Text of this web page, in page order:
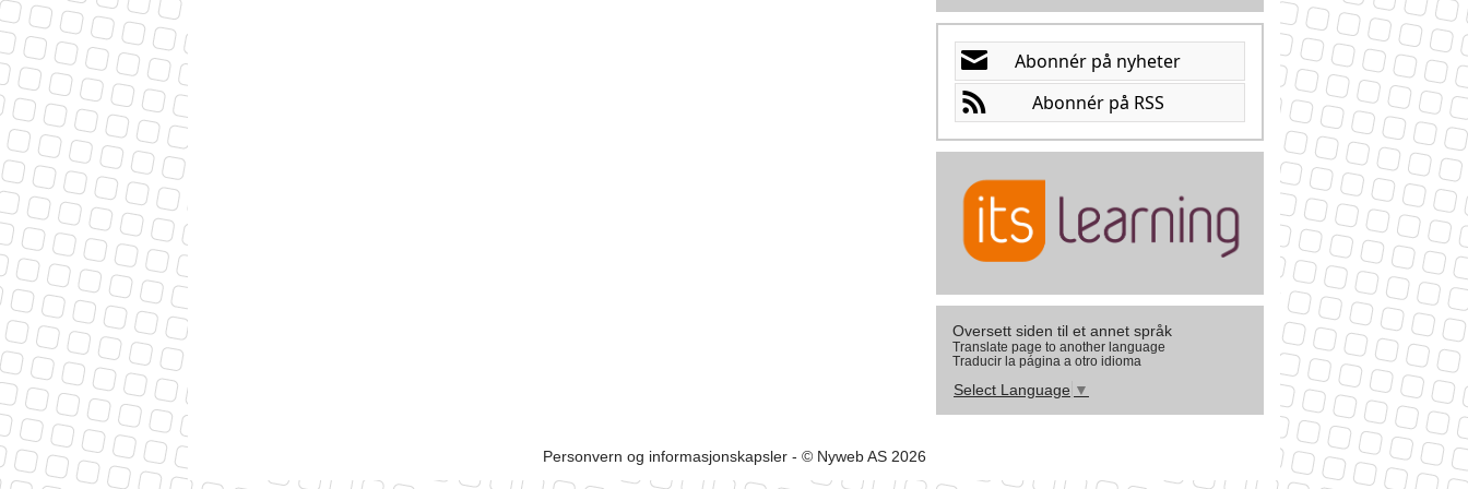
Oversett siden til et annet språk
Translate page to another language
Traducir la página a otro idioma
Select Language ▼
Personvern og informasjonskapsler- © Nyweb AS 2026